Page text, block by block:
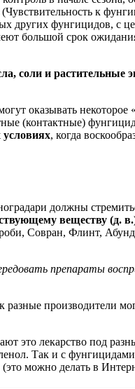
к
других фунгицидов, с
большой срок
соли и
оказывать некоторое
(контактные)
, когда
должны
веществу (д.
Совран, Флинт,
препараты
разные производители
это лекарство под
Так и с
можно делать в